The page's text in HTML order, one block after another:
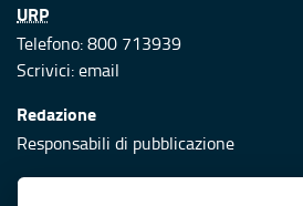
URP
Telefono: 800 713939
Scrivici:email
Redazione
Responsabili di pubblicazione
Protezione civile